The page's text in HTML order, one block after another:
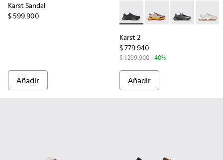
Karst Sandal
$ 599.900
Añadir
Karst 2 - K101068-001 -
Karst 2 - K101068-012
Karst 2 -Karst
Karst 2
$ 779.940
$ 1.299.900 -40%
Añadir